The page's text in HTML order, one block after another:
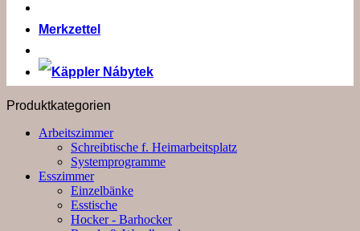
Merkzettel
Produktkategorien
Arbeitszimmer
Schreibtische f. Heimarbeitsplatz
Systemprogramme
Esszimmer
Einzelbänke
Esstische
Hocker - Barhocker